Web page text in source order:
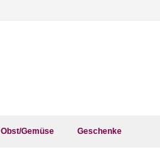
Obst/Gemüse Geschenke